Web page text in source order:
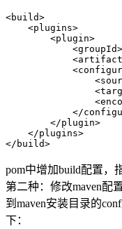
<build>
    <plugins>
        <plugin>
</
        </plugin>
    </plugins>
</build>
pom中增加build配置，
第二种：修改maven配
到maven安装目录的
下：